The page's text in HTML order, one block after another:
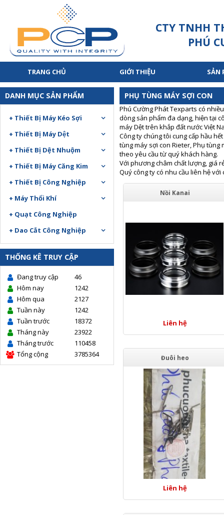
CTY TNHH
PHÚ
TRANG CHỦ GIỚI THIỆU SẢN
DANH MỤC SẢN PHẨM
+ Thiết Bị Máy Kéo Sợi
+ Thiết Bị Máy Dệt
+ Thiết Bị Dệt Nhuộm
+ Thiết Bị Máy Căng Kim
+ Thiết Bị Công Nghiệp
+ Máy Thổi Khí
+ Quạt Công Nghiệp
+ Dao Cắt Công Nghiệp
THỐNG KÊ TRUY CẬP
Đang truy cập
46
Hôm nay
1242
Hôm qua
2127
Tuần này
1242
Tuần trước
18372
Tháng này
23922
Tháng trước
110458
Tổng cộng
3785364
PHỤ TÙNG MÁY SỢI CON
Phú Cường Phát Texparts có
dòng sản phẩm đa dạng, hiện tại
máy Dệt trên khắp đất nước Việt
Công ty chúng tôi cung cấp hầu
tùng máy sợi con Rieter, Phụ tùng
theo yêu cầu từ quý khách hàng.
Với phương châm chất lượng, giá
Quý công ty có nhu cầu liên hệ với
Nồi Kanai
Liên hệ
Đuôi heo
Liên hệ